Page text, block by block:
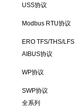
USS协议
Modbus RTU协议
ERO TFS/THS/LFS
AIBUS协议
WP协议
SWP协议
全系列